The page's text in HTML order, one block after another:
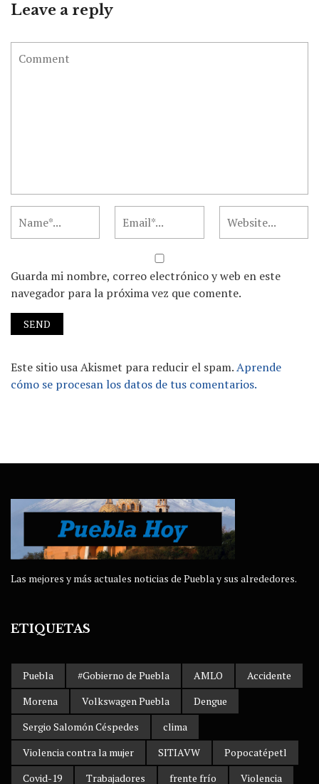
Leave a reply
Guarda mi nombre, correo electrónico y web en este
navegador para la próxima vez que comente.
Este sitio usa Akismet para reducir el spam.Aprende
cómo se procesan los datos de tus comentarios.
Las mejores y más actuales noticias de Puebla y sus alrededores.
ETIQUETAS
Puebla #Gobierno de Puebla AMLO
Accidente
Morena
Volkswagen Puebla
Dengue
Sergio Salomón Céspedes
clima
Violencia contra la mujer
SITIAVW
Popocatépetl
Covid-19
Trabajadores frente frío Violencia